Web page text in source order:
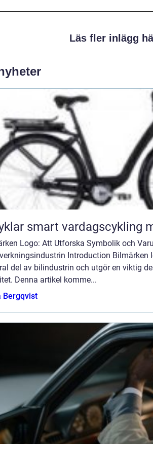
Läs fler inlägg
Elcyklar smart
Logo: Att Utforska Symbolik och
Introduction Bilmärken
del av bilindustrin och utgör en viktig
Denna artikel komme...
Bergqvist